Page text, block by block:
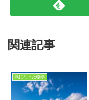
関連記事
気になった物事